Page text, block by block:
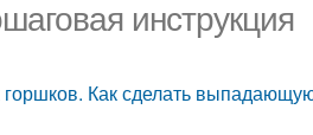
инструкция
Как сделать